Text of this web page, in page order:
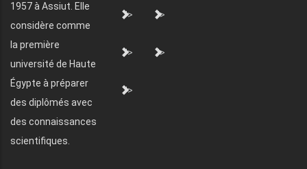
1957 à Assiut. Elle
considère comme
la première
université de Haute
Égypte à préparer
des diplômés avec
des connaissances
scientifiques.
"> ">
"> ">
">